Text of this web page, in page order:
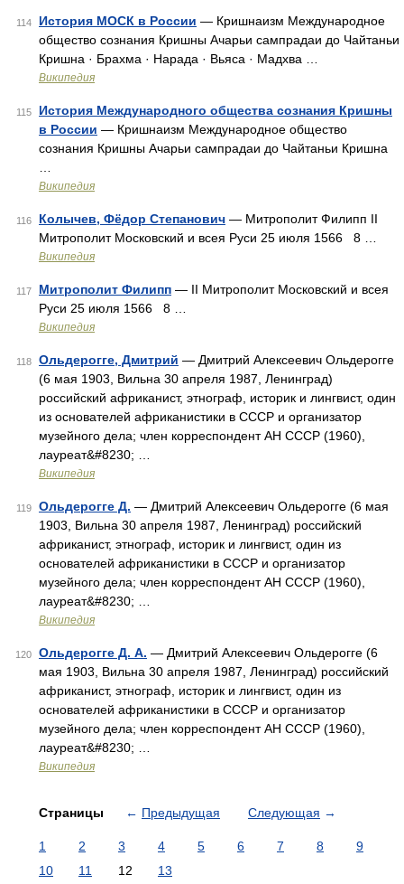
114 История МОСК в России — Кришнаизм Международное
общество сознания Кришны Ачарьи сампрадаи до Чайтаньи
Кришна · Брахма · Нарада · Вьяса · Мадхва …
Википедия
115
История Международного общества сознания Кришны
в России — Кришнаизм Международное общество
сознания Кришны Ачарьи сампрадаи до Чайтаньи Кришна
Википедия
116 Колычев, Фёдор Степанович — Митрополит Филипп II
Митрополит Московский и всея Руси 25 июля 1566 8 …
Википедия
117 Митрополит Филипп — II Митрополит Московский и всея
Руси 25 июля 1566 8 …
Википедия
118 Ольдерогге, Дмитрий — Дмитрий Алексеевич Ольдерогге
(6 мая 1903, Вильна 30 апреля 1987, Ленинград)
российский африканист, этнограф, историк и лингвист, один
из основателей африканистики в СССР и организатор
музейного дела; член корреспондент АН СССР (1960),
лауреат&#8230; …
Википедия
119 Ольдерогге Д. — Дмитрий Алексеевич Ольдерогге (6 мая
1903, Вильна 30 апреля 1987, Ленинград) российский
африканист, этнограф, историк и лингвист, один из
основателей африканистики в СССР и организатор
музейного дела; член корреспондент АН СССР (1960),
лауреат&#8230; …
Википедия
120 Ольдерогге Д. А. — Дмитрий Алексеевич Ольдерогге (6
мая 1903, Вильна 30 апреля 1987, Ленинград) российский
африканист, этнограф, историк и лингвист, один из
основателей африканистики в СССР и организатор
музейного дела; член корреспондент АН СССР (1960),
лауреат&#8230; …
Википедия
Страницы ← Предыдущая Следующая →
1 2 3 4 5 6 7 8
9
10
11 12 13